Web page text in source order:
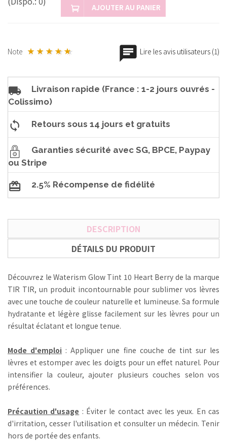
AJOUTER AU PANIER
Note Lire les avis utilisateurs (1)
Livraison rapide (France : 1-2 jours ouvrés -
Colissimo)
Retours sous 14 jours et gratuits
Garanties sécurité avec SG, BPCE, Paypay
ou Stripe
2.5% Récompense de fidélité
DESCRIPTION
DÉTAILS DU PRODUIT
Découvrez le Waterism Glow Tint 10 Heart Berry de la marque
TIR TIR, un produit incontournable pour sublimer vos lèvres
avec une touche de couleur naturelle et lumineuse. Sa formule
hydratante et légère glisse facilement sur les lèvres pour un
résultat éclatant et longue tenue.
Mode d'emploi : Appliquer une fine couche de tint sur les
lèvres et estomper avec les doigts pour un effet naturel. Pour
intensifier la couleur, ajouter plusieurs couches selon vos
préférences.
Précaution d'usage : Éviter le contact avec les yeux. En cas
d'irritation, cesser l'utilisation et consulter un médecin. Tenir
hors de portée des enfants.